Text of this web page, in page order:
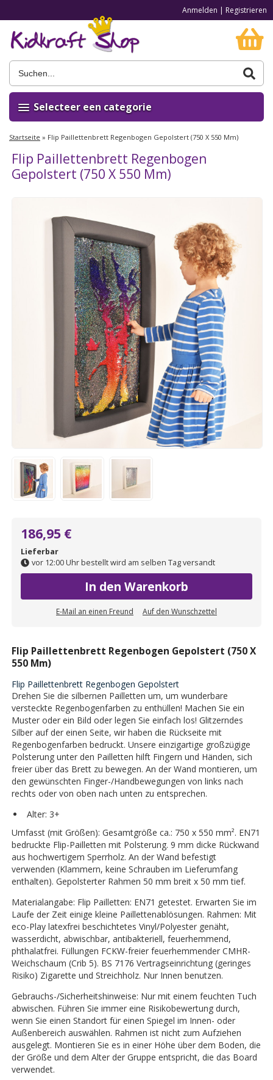
Anmelden | Registrieren
Selecteer een categorie
Startseite » Flip Paillettenbrett Regenbogen Gepolstert (750 X 550 Mm)
Flip Paillettenbrett Regenbogen
Gepolstert (750 X 550 Mm)
186,95 €
Lieferbar
vor 12:00 Uhr bestellt wird am selben Tag versandt
In den Warenkorb
E-Mail an einen Freund Auf den Wunschzettel
Flip Paillettenbrett Regenbogen Gepolstert (750 X
550 Mm)
Flip Paillettenbrett Regenbogen Gepolstert
Drehen Sie die silbernen Pailletten um, um wunderbare
versteckte Regenbogenfarben zu enthüllen! Machen Sie ein
Muster oder ein Bild oder legen Sie einfach los! Glitzerndes
Silber auf der einen Seite, wir haben die Rückseite mit
Regenbogenfarben bedruckt. Unsere einzigartige großzügige
Polsterung unter den Pailletten hilft Fingern und Händen, sich
freier über das Brett zu bewegen. An der Wand montieren, um
den gewünschten Finger-/Handbewegungen von links nach
rechts oder von oben nach unten zu entsprechen.
Alter: 3+
Umfasst (mit Größen): Gesamtgröße ca.: 750 x 550 mm². EN71
bedruckte Flip-Pailletten mit Polsterung. 9 mm dicke Rückwand
aus hochwertigem Sperrholz. An der Wand befestigt
verwenden (Klammern, keine Schrauben im Lieferumfang
enthalten). Gepolsterter Rahmen 50 mm breit x 50 mm tief.
Materialangabe: Flip Pailletten: EN71 getestet. Erwarten Sie im
Laufe der Zeit einige kleine Paillettenablösungen. Rahmen: Mit
eco-Play latexfrei beschichtetes Vinyl/Polyester genäht,
wasserdicht, abwischbar, antibakteriell, feuerhemmend,
phthalatfrei. Füllungen FCKW-freier feuerhemmender CMHR-
Weichschaum (Crib 5). BS 7176 Vertragseinrichtung (geringes
Risiko) Zigarette und Streichholz. Nur Innen benutzen.
Gebrauchs-/Sicherheitshinweise: Nur mit einem feuchten Tuch
abwischen. Führen Sie immer eine Risikobewertung durch,
wenn Sie einen Standort für einen Spiegel im Innen- oder
Außenbereich auswählen. Rahmen ist nicht zum Aufziehen
ausgelegt. Montieren Sie es in einer Höhe über dem Boden, die
der Größe und dem Alter der Gruppe entspricht, die das Board
verwendet.